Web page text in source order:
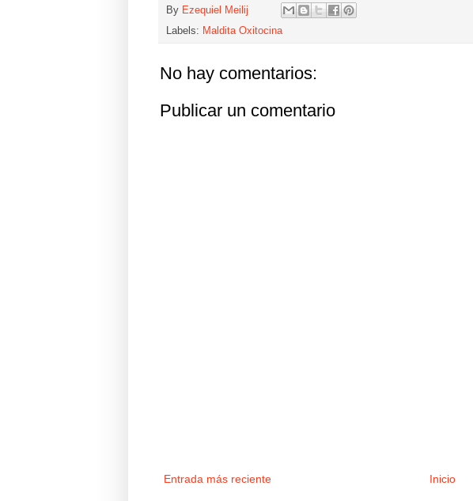
By Ezequiel Meilij
Labels: Maldita Oxitocina
No hay comentarios:
Publicar un comentario
Entrada más reciente Inicio